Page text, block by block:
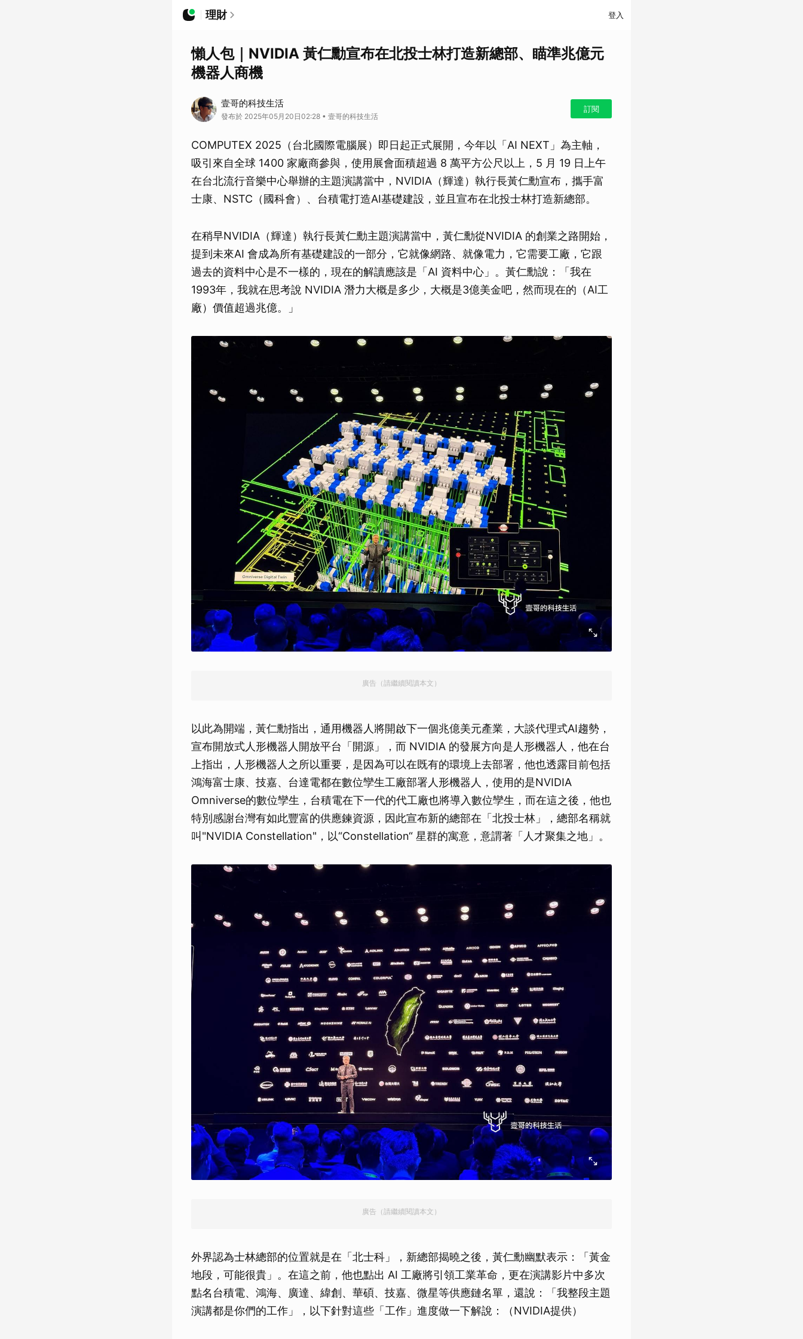
理財 登入
懶人包｜NVIDIA 黃仁勳宣布在北投士林打造新總部、瞄準兆億元
機器人商機
壹哥的科技生活
發布於 2025年05月20日02:28 • 壹哥的科技生活
訂閱
COMPUTEX 2025（台北國際電腦展）即日起正式展開，今年以「AI NEXT」為主軸，
吸引來自全球 1400 家廠商參與，使用展會面積超過 8 萬平方公尺以上，5 月 19 日上午
在台北流行音樂中心舉辦的主題演講當中，NVIDIA（輝達）執行長黃仁勳宣布，攜手富
士康、NSTC（國科會）、台積電打造AI基礎建設，並且宣布在北投士林打造新總部。
在稍早NVIDIA（輝達）執行長黃仁勳主題演講當中，黃仁勳從NVIDIA 的創業之路開始，
提到未來AI 會成為所有基礎建設的一部分，它就像網路、就像電力，它需要工廠，它跟
過去的資料中心是不一樣的，現在的解讀應該是「AI 資料中心」。黃仁勳說：「我在
1993年，我就在思考說 NVIDIA 潛力大概是多少，大概是3億美金吧，然而現在的（AI工
廠）價值超過兆億。」
廣告（請繼續閱讀本文）
以此為開端，黃仁勳指出，通用機器人將開啟下一個兆億美元產業，大談代理式AI趨勢，
宣布開放式人形機器人開放平台「開源」，而 NVIDIA 的發展方向是人形機器人，他在台
上指出，人形機器人之所以重要，是因為可以在既有的環境上去部署，他也透露目前包括
鴻海富士康、技嘉、台達電都在數位孿生工廠部署人形機器人，使用的是NVIDIA
Omniverse的數位孿生，台積電在下一代的代工廠也將導入數位孿生，而在這之後，他也
特別感謝台灣有如此豐富的供應鍊資源，因此宣布新的總部在「北投士林」，總部名稱就
叫"NVIDIA Constellation"，以“Constellation“ 星群的寓意，意謂著「人才聚集之地」。
廣告（請繼續閱讀本文）
外界認為士林總部的位置就是在「北士科」，新總部揭曉之後，黃仁勳幽默表示：「黃金
地段，可能很貴」。在這之前，他也點出 AI 工廠將引領工業革命，更在演講影片中多次
點名台積電、鴻海、廣達、緯創、華碩、技嘉、微星等供應鏈名單，還說：「我整段主題
演講都是你們的工作」，以下針對這些「工作」進度做一下解說：（NVIDIA提供）